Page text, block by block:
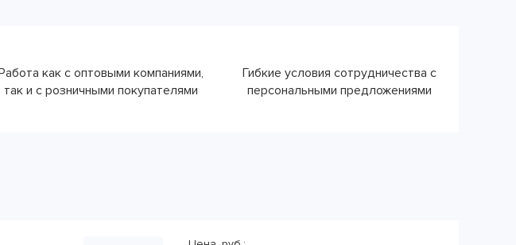
как с оптовыми компаниями,
так и с розничными покупателями
Гибкие условия сотрудничества с
персональными предложениями